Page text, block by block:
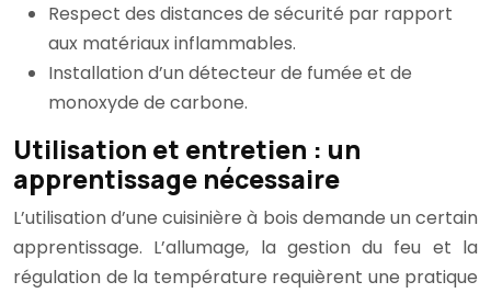
Respect des distances de sécurité par rapport
aux matériaux inflammables.
Installation d’un détecteur de fumée et de
monoxyde de carbone.
Utilisation et entretien : un
apprentissage nécessaire
L’utilisation d’une cuisinière à bois demande un certain
apprentissage. L’allumage, la gestion du feu et la
régulation de la température requièrent une pratique